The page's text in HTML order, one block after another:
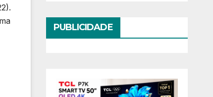
PUBLICIDADE